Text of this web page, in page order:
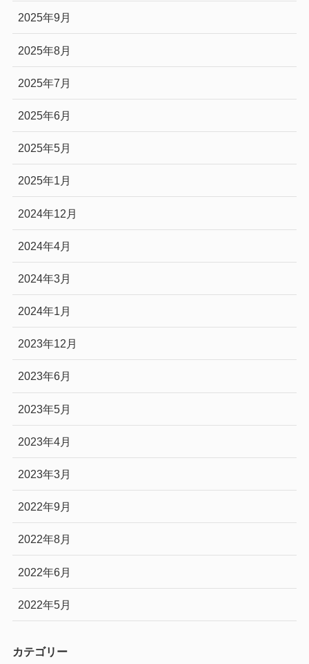
2025年9月
2025年8月
2025年7月
2025年6月
2025年5月
2025年1月
2024年12月
2024年4月
2024年3月
2024年1月
2023年12月
2023年6月
2023年5月
2023年4月
2023年3月
2022年9月
2022年8月
2022年6月
2022年5月
カテゴリー